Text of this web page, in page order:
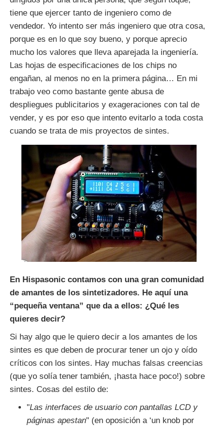
tiene que ejercer tanto de ingeniero como de
vendedor. Yo intento ser más ingeniero que otra cosa,
porque es en lo que soy bueno, y porque aprecio
mucho los valores que lleva aparejada la ingeniería.
Las hojas de especificaciones de los chips no
engañan, al menos no en la primera página… En mi
trabajo veo como bastante gente abusa de
despliegues publicitarios y exageraciones con tal de
vender, y es por eso que intento evitarlo a toda costa
cuando se trata de mis proyectos de sintes.
En Hispasonic contamos con una gran comunidad
de amantes de los sintetizadores. He aquí una
“pequeña ventana” que da a ellos: ¿Qué les
quieres decir?
Si hay algo que le quiero decir a los amantes de los
sintes es que deben de procurar tener un ojo y oído
críticos con los sintes. Hay muchas falsas creencias
(que yo solía tener también, ¡hasta hace poco!) sobre
sintes. Cosas del estilo de:
"Las interfaces de usuario con pantallas LCD y
páginas apestan" (en oposición a ‘un knob por